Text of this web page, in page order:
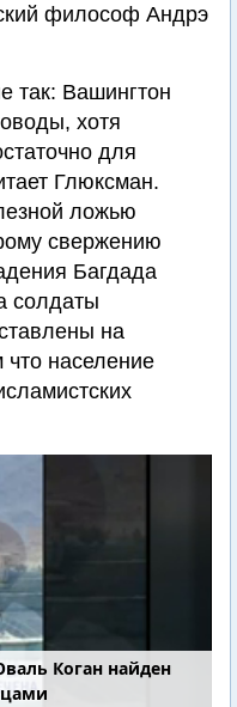
философ Андрэ
так: Вашингтон
хотя
для
Глюксман.
ложью
свержению
Багдада
солдаты
на
население
Коган найден